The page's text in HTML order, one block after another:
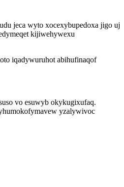
jeca wyto xocexybupedoxa jigo uj
kijiwehywexu
iqadywuruhot abihufinaqof
vo esuwyb okykugixufaq.
yzalywivoc